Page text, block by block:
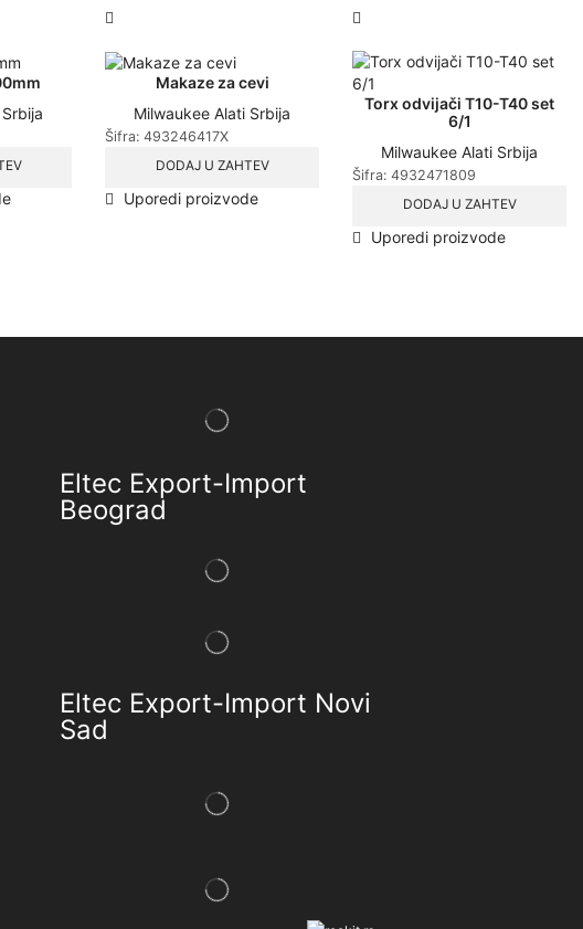
Makaze za cevi
Milwaukee Alati Srbija
Šifra: 493246417X
DODAJ U ZAHTEV
Uporedi proizvode
Torx odvijači T10-T40 set
6/1
Milwaukee Alati Srbija
Šifra: 4932471809
DODAJ U ZAHTEV
Uporedi proizvode
Eltec Export-Import
Beograd
Eltec Export-Import Novi
Sad